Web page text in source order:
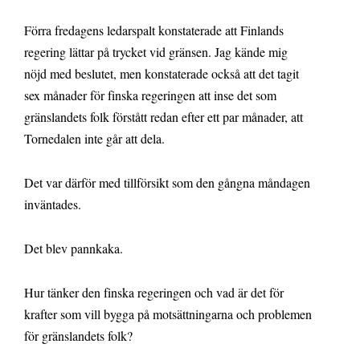
Förra fredagens ledarspalt konstaterade att Finlands
regering lättar på trycket vid gränsen. Jag kände mig
nöjd med beslutet, men konstaterade också att det tagit
sex månader för finska regeringen att inse det som
gränslandets folk förstått redan efter ett par månader, att
Tornedalen inte går att dela.
Det var därför med tillförsikt som den gångna måndagen
inväntades.
Det blev pannkaka.
Hur tänker den finska regeringen och vad är det för
krafter som vill bygga på motsättningarna och problemen
för gränslandets folk?